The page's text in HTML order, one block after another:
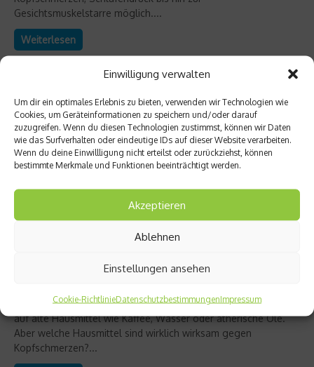
Einwilligung verwalten
Um dir ein optimales Erlebnis zu bieten, verwenden wir Technologien wie
Cookies, um Geräteinformationen zu speichern und/oder darauf
zuzugreifen. Wenn du diesen Technologien zustimmst, können wir Daten
wie das Surfverhalten oder eindeutige IDs auf dieser Website verarbeiten.
Wenn du deine Einwillligung nicht erteilst oder zurückziehst, können
bestimmte Merkmale und Funktionen beeinträchtigt werden.
Akzeptieren
Ablehnen
Einstellungen ansehen
Cookie-RichtlinieDatenschutzbestimmungenImpressum
Gesichtsmuskelstarre möglich....
Weiterlesen
Die besten Hausmittel gegen Kopfschmerzen
Tabletten. Wer auf die Medikamente verzichten will, vertraut
auf alte Hausmittel wie Kaffee, Wasser oder ätherische Öle.
Aber welche Hausmittel sind wirklich wirksam gegen
Kopfschmerzen?...